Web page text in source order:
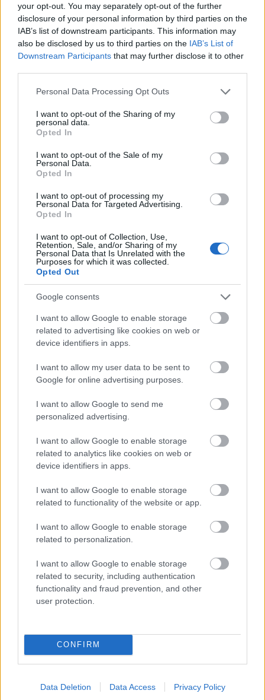
your opt-out. You may separately opt-out of the further
disclosure of your personal information by third parties on the
IAB’s list of downstream participants. This information may
also be disclosed by us to third parties on the IAB’s List of
Downstream Participants that may further disclose it to other
Please note that this website/app uses one or more Google
not limited to your visit or usage behaviour. You may click to
grant or deny consent to Google and its third-party tags to
use your data for below specified purposes in below Google
consent section.
Personal Data Processing Opt Outs
I want to opt-out of the Sharing of my
personal data.
Opted In
I want to opt-out of the Sale of my
Personal Data.
Opted In
I want to opt-out of processing my
Personal Data for Targeted Advertising.
Opted In
I want to opt-out of Collection, Use,
Retention, Sale, and/or Sharing of my
Personal Data that Is Unrelated with the
Purposes for which it was collected.
Opted Out
Google consents
I want to allow Google to enable storage
related to advertising like cookies on web or
device identifiers in apps.
I want to allow my user data to be sent to
Google for online advertising purposes.
I want to allow Google to send me
personalized advertising.
I want to allow Google to enable storage
related to analytics like cookies on web or
device identifiers in apps.
I want to allow Google to enable storage
related to functionality of the website or app.
I want to allow Google to enable storage
related to personalization.
I want to allow Google to enable storage
related to security, including authentication
functionality and fraud prevention, and other
user protection.
CONFIRM
Data Deletion Data Access Privacy Policy
Én és a kisöcsém - Premiert tartottak
Miskolcon
szinhazhu•2012. június 30.
Színház társulata Eisemann Mihály és Szilágyi László
Én és a kisöcsém című zenés darabját. A Nyári
Színházban tartott júniusi előadások után a
kőszínházi premierre október 7-én kerül sor a
miskolci Kamaraszínházban.
Szulák Andrea: "Felszívtam magam"
szinhazhu•2012. június 30.
Szulák Andreával nterjút adott a pink.hu-nak,
tapasztalatokat szerzett pályája során és milyen
korszakokat él, mint színésznő. Lapszemle.